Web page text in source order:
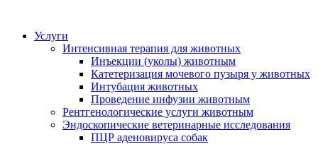
Услуги
Интенсивная терапия для животных
Инъекции (уколы) животным
Катетеризация мочевого пузыря у животных
Интубация животных
Проведение инфузии животным
Рентгенологические услуги животным
Эндоскопические ветеринарные исследования
ПЦР аденовируса собак